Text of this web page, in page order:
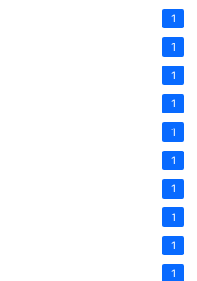
1
1
1
1
1
1
1
1
1
1